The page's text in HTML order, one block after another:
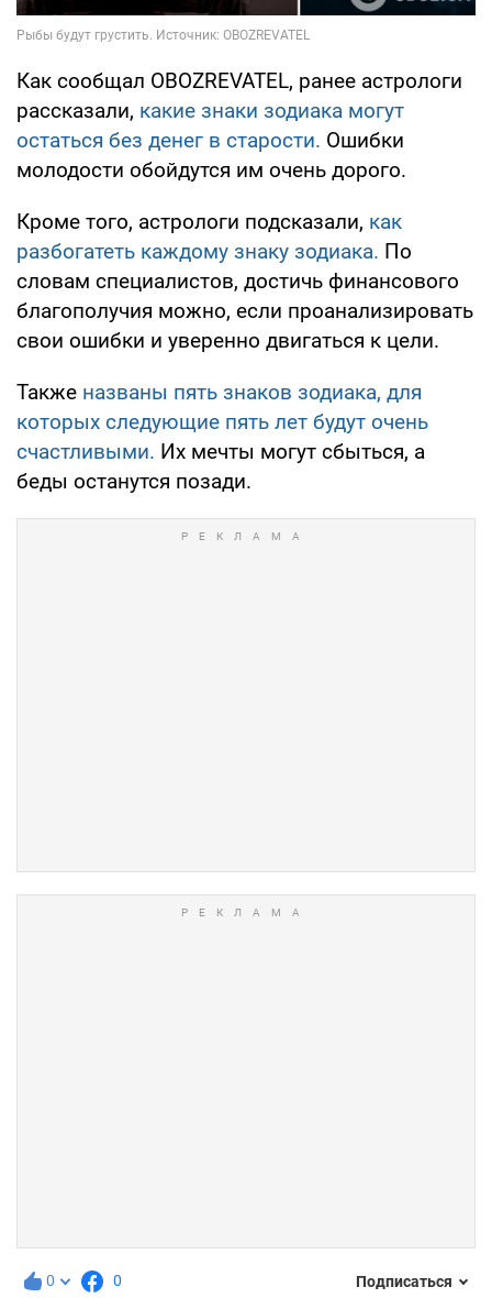
Как сообщал OBOZREVATEL, ранее астрологи
рассказали, какие знаки зодиака могут
остаться без денег в старости. Ошибки
молодости обойдутся им очень дорого.
Кроме того, астрологи подсказали, как
разбогатеть каждому знаку зодиака. По
словам специалистов, достичь финансового
благополучия можно, если проанализировать
свои ошибки и уверенно двигаться к цели.
Также названы пять знаков зодиака, для
которых следующие пять лет будут очень
счастливыми. Их мечты могут сбыться, а
беды останутся позади.
0 0 Подписаться